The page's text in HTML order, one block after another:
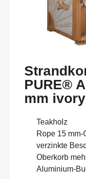
PURE®
mm
Teakholz
Rope 15 mm-
verzinkte
Oberkorb
Aluminium-